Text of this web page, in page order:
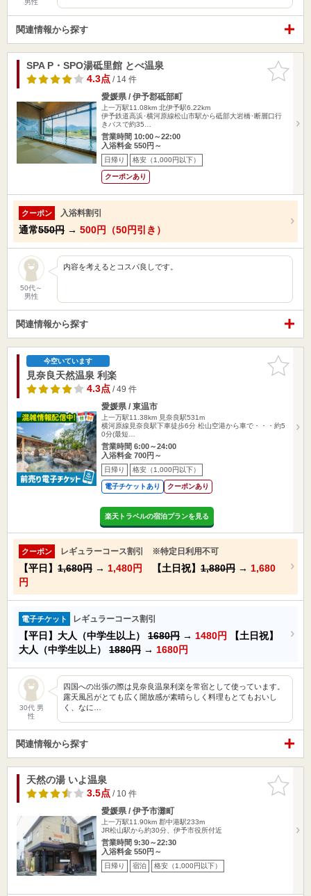
男性
関連情報から探す
お気に入
りに追加
SPA P・SPO湯砥里館 とべ温泉
4.3点/ 14 件
愛媛県 / 伊予郡砥部町
上一万駅11.08km 北伊予駅6.22km
伊予鉄道高浜･横河原線松山市駅から砥部大岩橋･断層口行
きバスで約35…
営業時間 10:00～22:00
入浴料金 550円～
日帰り 格安（1,000円以下）
クーポンあり
クーポン 入浴料割引
通常550円 → 500円（50円引き）
50代～
男性
内容を考えるとコスパ良しです。
関連情報から探す
お気に入
りに追加
今空いています
見奈良天然温泉 利楽
4.3点/ 49 件
愛媛県 / 東温市
上一万駅11.38km 見奈良駅531m
横河原線見奈良駅下車徒歩6分 松山空港から車で・・・約5
0分(最短…
営業時間 6:00～24:00
入浴料金 700円～
日帰り 格安（1,000円以下）
電子チケットあり クーポンあり
楽天トラベルの宿泊プランを見る
クーポン レギュラーコース割引 ※特定日利用不可
【平日】 1,680円 → 1,480円 【土日祝】 1,880円 → 1,680
円
電子チケット レギュラーコース割引
【平日】大人（中学生以上） 1680円 → 1480円
【土日祝】
大人（中学生以上） 1880円 → 1680円
30代 男
性
四国への出張の際は見奈良温泉利楽を常宿として使っています。
露天風呂がとても広く開放感が素晴らしく料理もとてもおいし
く、なに…
関連情報から探す
お気に入
りに追加
天然の湯 いよ温泉
3.5点/ 10 件
愛媛県 / 伊予市灘町
上一万駅11.90km 郡中港駅233m
JR松山駅から約30分、伊予市役所付近
営業時間 9:30～22:30
入浴料金 550円～
日帰り 宿泊 格安（1,000円以下）